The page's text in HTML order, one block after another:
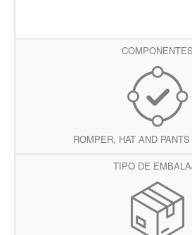
COMPONENTES
ROMPER, HAT AND PANTS
TIPO DE